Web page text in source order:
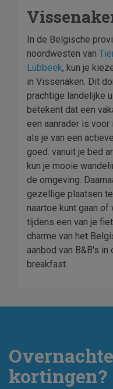
In de Belgische
noordwesten van
Lubbeek, kun je
in Vissenaken. Dit
prachtige landelijke
betekent dat een
een aanrader is
als je van een
goed: vanuit je bed
kun je mooie
de omgeving.
gezellige plaatsen
naartoe kunt gaan
tijdens een van je
charme van het
aanbod van B&B's
breakfast.
kortingen?